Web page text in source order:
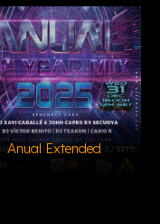
Anual Extended